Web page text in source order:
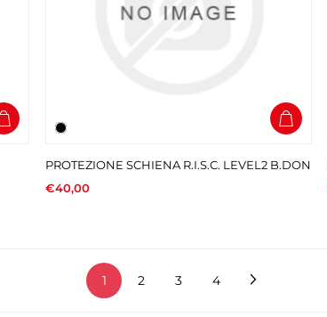
PROTEZIONE SCHIENA R.I.S.C. LEVEL2 B.DON
€40,00
1 2 3 4